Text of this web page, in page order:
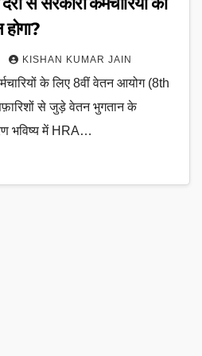
KISHAN KUMAR JAIN
के लिए 8वीं वेतन आयोग (8th
से जुड़े वेतन भुगतान के
भविष्य में HRA…